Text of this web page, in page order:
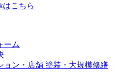
ーム
ョン・店舗 塗装・大規模修繕